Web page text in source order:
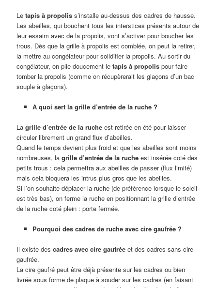
Letapis à propolis s’installe au-dessus des cadres de hausse.
Les abeilles, qui bouchent tous les interstices présents autour de
leur essaim avec de la propolis, vont s’activer pour boucher les
trous. Dès que la grille à propolis est comblée, on peut la retirer,
la mettre au congélateur pour solidifier la propolis. Au sortir du
congélateur, on plie doucement letapis à propolis pour faire
tomber la propolis (comme on récupèrerait les glaçons d’un bac
souple à glaçons).
A quoi sert la grille d’entrée de la ruche ?
Lagrille d’entrée de la ruche est retirée en été pour laisser
circuler librement un grand flux d’abeilles.
Quand le temps devient plus froid et que les abeilles sont moins
nombreuses, lagrille d’entrée de la ruche est insérée coté des
petits trous : cela permettra aux abeilles de passer (flux limité)
mais cela bloquera les intrus plus gros que les abeilles.
Si l’on souhaite déplacer la ruche (de préférence lorsque le soleil
est très bas), on ferme la ruche en positionnant la grille d’entrée
de la ruche coté plein : porte fermée.
Pourquoi des cadres de ruche avec cire gaufrée ?
Il existe descadres avec cire gaufrée et des cadres sans cire
gaufrée.
La cire gaufré peut être déjà présente sur les cadres ou bien
livrée sous forme de plaque à souder sur les cadres (en faisant